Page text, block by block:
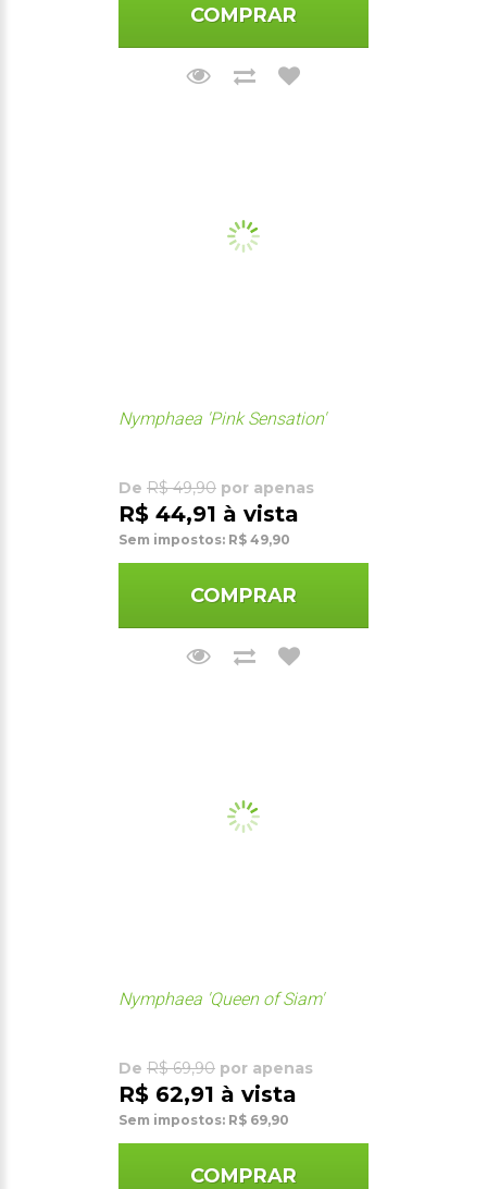
COMPRAR
Nymphaea 'Pink Sensation'
De R$ 49,90 por apenas
R$ 44,91 à vista
Sem impostos: R$ 49,90
COMPRAR
Nymphaea 'Queen of Siam'
De R$ 69,90 por apenas
R$ 62,91 à vista
Sem impostos: R$ 69,90
COMPRAR